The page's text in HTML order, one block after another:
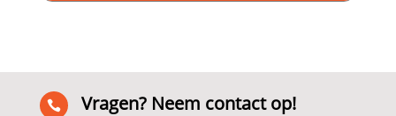
 Vragen? Neem contact op!